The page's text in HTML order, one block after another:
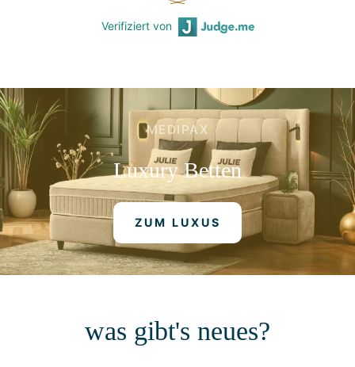
Verifiziert von
MEDIPAX
Luxury Betten
ZUM LUXUS
was gibt's neues?